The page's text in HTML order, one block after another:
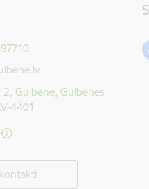
2, Gulbene, Gulbenes
4401